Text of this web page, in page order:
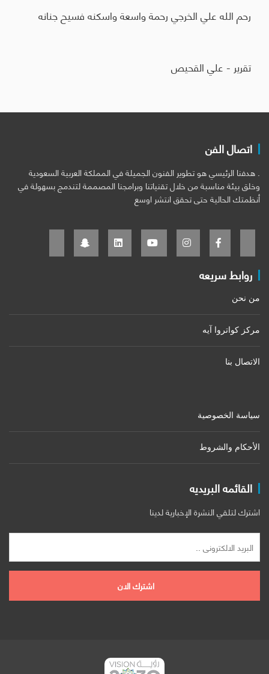
رحم الله علي الخرجي رحمة واسعة واسكنه فسيح جنانه
تقرير - علي القحيص
اتصال الفن
. هدفنا الرئيسي هو تطوير الفنون الجميلة في المملكة العربية السعودية
وخلق بيئة مناسبة من خلال تقنياتنا وبرامجنا المصممة لتندمج بسهولة في
أنظمتك الحالية حتى تحقق انتشر اوسع
روابط سريعه
من نحن
مركز كواتروا آيه
الاتصال بنا
سياسة الخصوصية
الأحكام والشروط
القائمه البريديه
اشترك لتلقي النشرة الإخبارية لدينا